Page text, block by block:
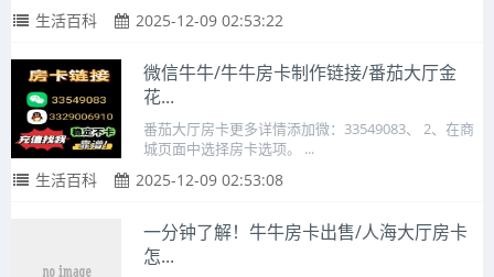
生活百科 2025-12-09 02:53:22
微信牛牛/牛牛房卡制作链接/番茄大厅金
花...
番茄大厅房卡更多详情添加微：33549083、 2、在商
城页面中选择房卡选项。 ...
生活百科 2025-12-09 02:53:08
一分钟了解！牛牛房卡出售/人海大厅房卡
怎...